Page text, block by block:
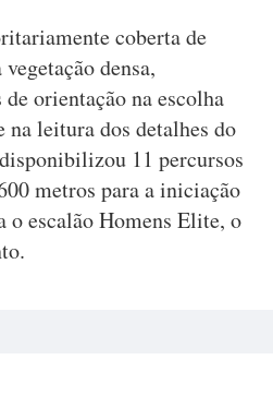
coberta de
densa,
orientação na escolha
na leitura dos detalhes do
11 percursos
metros para a iniciação
o escalão Homens Elite, o